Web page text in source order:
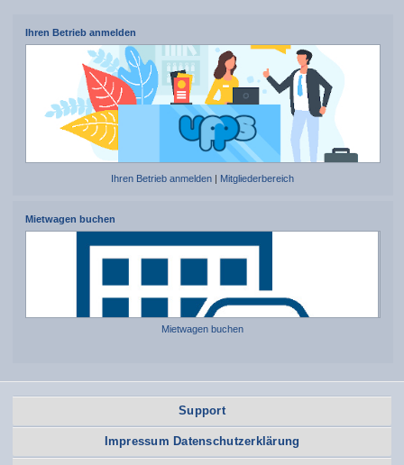
Ihren Betrieb anmelden
Ihren Betrieb anmelden Mitgliederbereich
Mietwagen buchen
Mietwagen buchen
Support
Impressum Datenschutzerklärung